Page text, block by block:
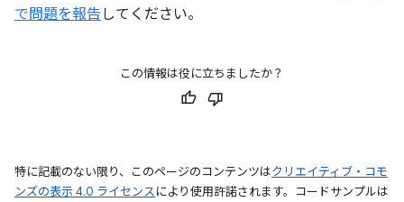
で問題を報告 してください。
この情報は役に立ちましたか？
特に記載のない限り、このページのコンテンツはクリエイティブ・コモ
ンズの表示 4.0 ライセンスにより使用許諾されます。コードサンプルは